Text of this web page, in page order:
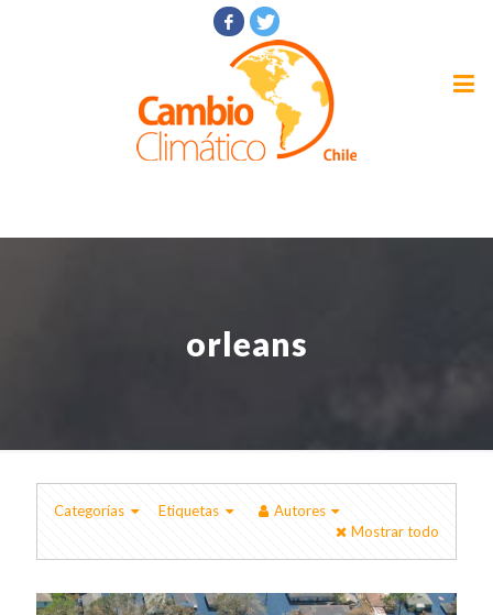
orleans
Categorías Etiquetas
Autores
Mostrar todo